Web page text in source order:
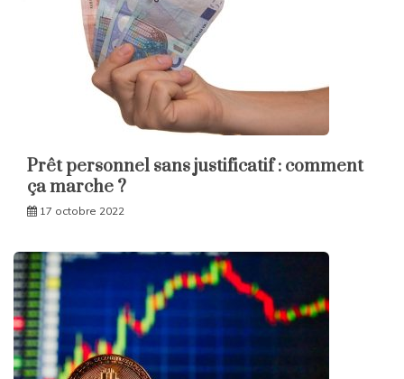
Prêt personnel sans justificatif : comment
ça marche ?
17 octobre 2022